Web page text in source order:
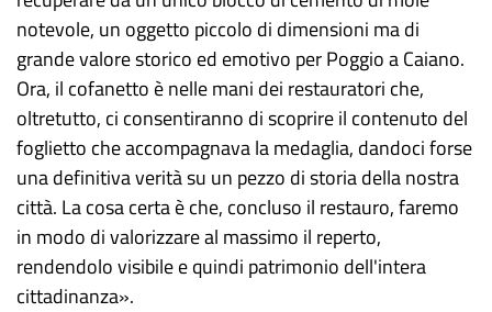
notevole, un oggetto piccolo di dimensioni ma di
grande valore storico ed emotivo per Poggio a Caiano.
Ora, il cofanetto è nelle mani dei restauratori che,
oltretutto, ci consentiranno di scoprire il contenuto del
foglietto che accompagnava la medaglia, dandoci forse
una definitiva verità su un pezzo di storia della nostra
città. La cosa certa è che, concluso il restauro, faremo
in modo di valorizzare al massimo il reperto,
rendendolo visibile e quindi patrimonio dell'intera
cittadinanza».